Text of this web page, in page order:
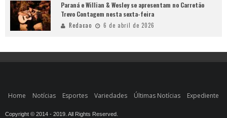
Paraná e Willian & Wesley se apresentam no Carretão
Trevo Contagem nesta sexta-feira
Redacao 6 de abril de 2026
Home Notícias Esportes Variedades Últimas Notícias Expediente
Copyright © 2014 - 2019. All Rights Reserved.